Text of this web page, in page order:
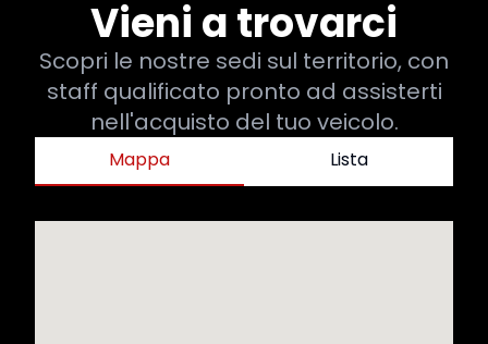
Vieni a trovarci
Scopri le nostre sedi sul territorio, con
staff qualificato pronto ad assisterti
nell'acquisto del tuo veicolo.
Mappa Lista